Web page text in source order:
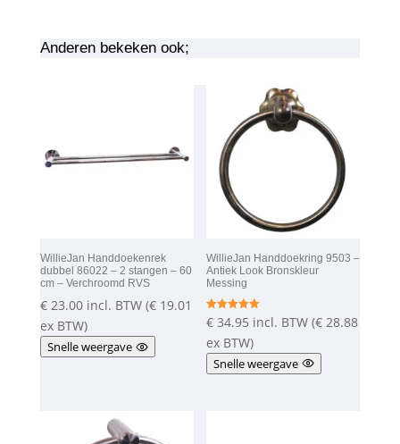
Anderen bekeken ook;
WillieJan Handdoekenrek
dubbel 86022 – 2 stangen – 60
cm – Verchroomd RVS
€23.00 incl. BTW (€19.01
ex BTW)
Snelle weergave
WillieJan Handdoekring 9503 –
Antiek Look Bronskleur
Messing
Gewaardeer
d
5.00
uit 5
€ 34.95 incl. BTW (€ 28.88
ex BTW)
Snelle weergave